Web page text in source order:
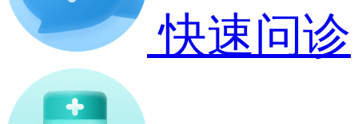
快速问诊